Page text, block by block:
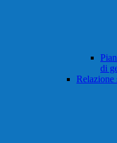
di
Relazione